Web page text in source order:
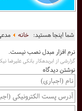
شما اینجا هستید:خانه
نرم افزار مبدل نصب نیست.
گزارشی از ابربدهکار بانکی
نوشتن دیدگاه